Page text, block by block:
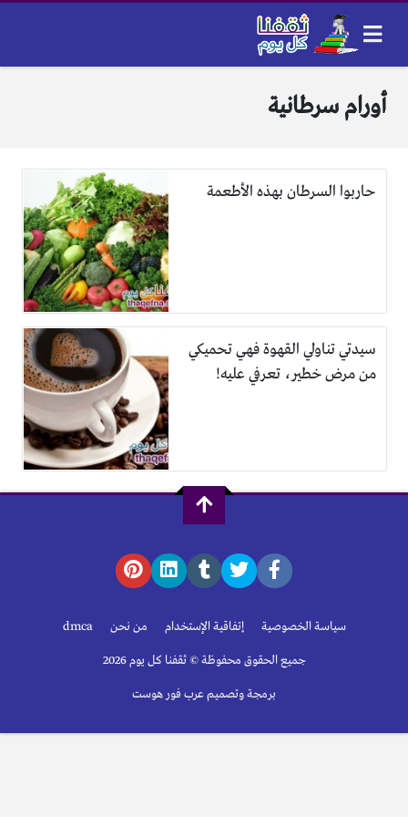
أورام سرطانية
حاربوا السرطان بهذه الأطعمة
سيدتي تناولي القهوة فهي تحميكي
من مرض خطير، تعرفي عليه!
سياسة الخصوصية إتفاقية الإستخدام من نحن dmca
جميع الحقوق محفوظة © ثقفنا كل يوم 2026
برمجة وتصميم عرب فور هوست